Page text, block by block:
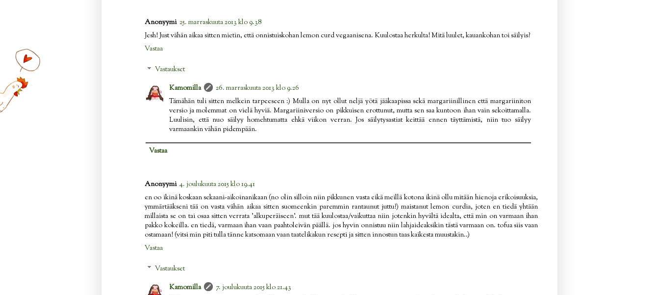
Anonyymi 25. marraskuuta 2013 klo 9.38
Jesh! Just vähän aikaa sitten mietin, että onnistuiskohan lemon curd vegaanisena. Kuulostaa herkulta! Mitä luulet, kauankohan toi säilyis?
Vastaa
Vastaukset
Kamomilla
26. marraskuuta 2013 klo 9.26
Tämähän tuli sitten melkein tarpeeseen :) Mulla on nyt ollut neljä yötä jääkaapissa sekä margariinillinen että margariiniton
versio ja molemmat on vielä hyviä. Margariiniversio on pikkuisen erottunut, mutta sen saa kuntoon ihan vain sekoittamalla.
Luulisin, että nuo säilyy homehtumatta ehkä viikon verran. Jos säilytysastiat keittää ennen täyttämistä, niin tuo säilyy
varmaankin vähän pidempään.
Vastaa
Anonyymi 4. joulukuuta 2015 klo 19.41
en oo ikinä koskaan sekaani-aikoinanikaan (no olin silloin niin pikkunen vasta eikä meillä kotona ikinä ollu mitään hienoja erikoisuuksia,
ymmärtääkseni tää on vasta vähän aikaa sitten suomeenkin paremmin rantaunut juttu?) maistanut lemon curdia, joten en tiedä yhtään
millaista se on tai osaa sitten verrata 'alkuperäiseen'. mut tää kuulostaa/vaikuttaa niin jotenkin hyvältä idealta, että min on varmaan ihan
pakko kokeilla. en tiedä, varmaan ihan vaan paahtoleivän päällä. jos hyvin onnistuu niin lahjaideaksikin tästä varmaan on. tofua siis vaan
ostamaan! (vitsi min piti tulla tänne katsomaan vaan taatelikakun resepti ja sitten innostun taas kaikesta muustakin..)
Vastaa
Vastaukset
Kamomilla
7. joulukuuta 2015 klo 21.43